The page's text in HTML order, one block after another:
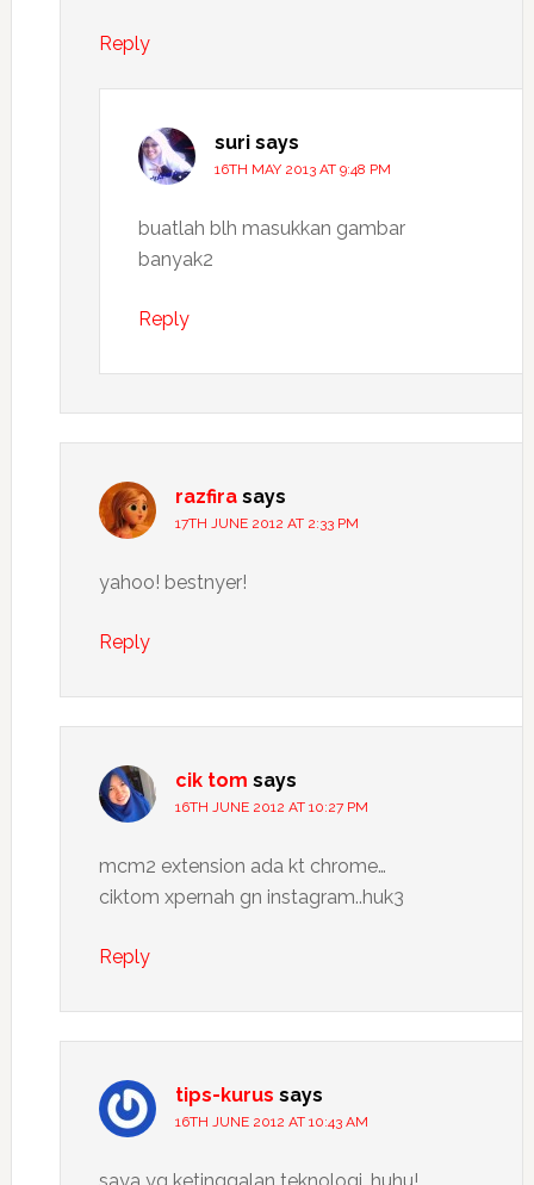
Reply
suri says
16TH MAY 2013 AT 9:48 PM
buatlah blh masukkan gambar
banyak2
Reply
razfira says
17TH JUNE 2012 AT 2:33 PM
yahoo! bestnyer!
Reply
cik tom says
16TH JUNE 2012 AT 10:27 PM
mcm2 extension ada kt chrome…
ciktom xpernah gn instagram..huk3
Reply
tips-kurus says
16TH JUNE 2012 AT 10:43 AM